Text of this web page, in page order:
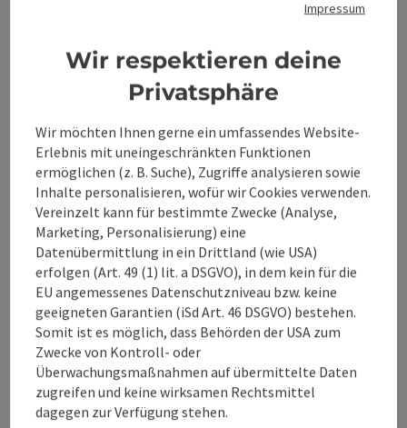
Beitrag merken: Naturvermittlung mit Simone
Naturvermittlung mit
Simone Riegler-Tauer
Weck' die Natur in Dir. Naturvermittlung. Für Dich. Für
unsere Kinder. Für unsere Welt.
Weyer
Telefon
+43 650 4666648
Öffnungszeiten
MOMontag geöffnet
DI Dienstag geöffnet
MIMittwoch geöffnet
DO Donnerstag geöffnet
FR Freitag geöffnet
SASamstag geöffnet
SOSonntag geöffnet
FEFeiertag geöffnet
Impressum
Wir respektieren deine
Privatsphäre
Wir möchten Ihnen gerne ein umfassendes Website-
Erlebnis mit uneingeschränkten Funktionen
ermöglichen (z. B. Suche), Zugriffe analysieren sowie
Inhalte personalisieren, wofür wir Cookies verwenden.
Vereinzelt kann für bestimmte Zwecke (Analyse,
Marketing, Personalisierung) eine
Datenübermittlung in ein Drittland (wie USA)
erfolgen (Art. 49 (1) lit. a DSGVO), in dem kein für die
EU angemessenes Datenschutzniveau bzw. keine
geeigneten Garantien (iSd Art. 46 DSGVO) bestehen.
Somit ist es möglich, dass Behörden der USA zum
Zwecke von Kontroll- oder
Überwachungsmaßnahmen auf übermittelte Daten
zugreifen und keine wirksamen Rechtsmittel
dagegen zur Verfügung stehen.